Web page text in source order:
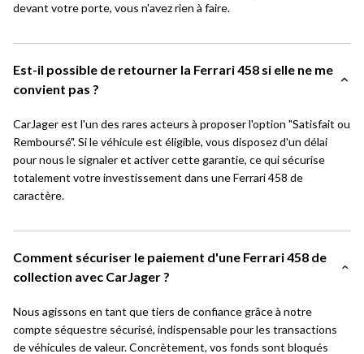
devant votre porte, vous n'avez rien à faire.
Est-il possible de retourner la Ferrari 458 si elle ne me
convient pas ?
CarJager est l'un des rares acteurs à proposer l'option "Satisfait ou
Remboursé". Si le véhicule est éligible, vous disposez d'un délai
pour nous le signaler et activer cette garantie, ce qui sécurise
totalement votre investissement dans une Ferrari 458 de
caractère.
Comment sécuriser le paiement d'une Ferrari 458 de
collection avec CarJager ?
Nous agissons en tant que tiers de confiance grâce à notre
compte séquestre sécurisé, indispensable pour les transactions
de véhicules de valeur. Concrètement, vos fonds sont bloqués